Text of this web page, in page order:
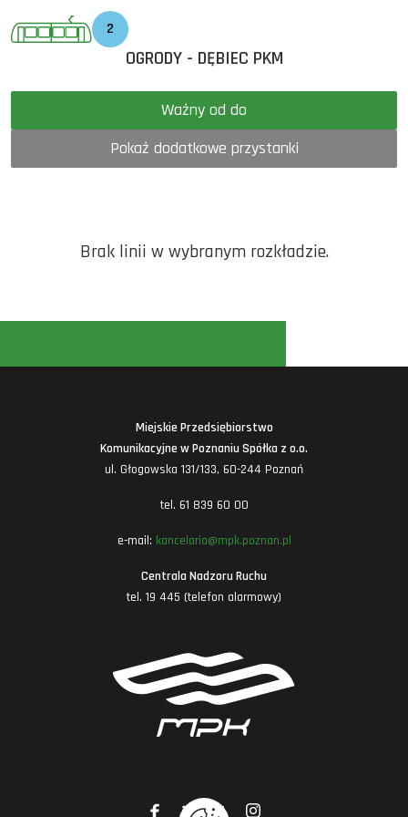
2
OGRODY - DĘBIEC PKM
Ważny od do
Pokaż dodatkowe przystanki
Brak linii w wybranym rozkładzie.
Miejskie Przedsiębiorstwo
Komunikacyjne w Poznaniu Spółka z o.o.
ul. Głogowska 131/133, 60-244 Poznań
tel. 61 839 60 00
e-mail: kancelaria@mpk.poznan.pl
Centrala Nadzoru Ruchu
tel. 19 445 (telefon alarmowy)